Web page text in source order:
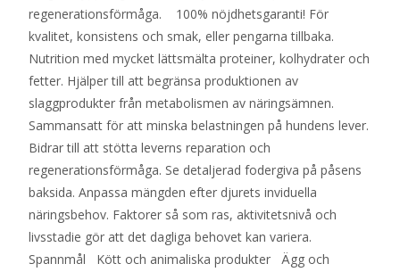
regenerationsförmåga. 100% nöjdhetsgaranti! För
kvalitet, konsistens och smak, eller pengarna tillbaka.
Nutrition med mycket lättsmälta proteiner, kolhydrater och
fetter. Hjälper till att begränsa produktionen av
slaggprodukter från metabolismen av näringsämnen.
Sammansatt för att minska belastningen på hundens lever.
Bidrar till att stötta leverns reparation och
regenerationsförmåga. Se detaljerad fodergiva på påsens
baksida. Anpassa mängden efter djurets inviduella
näringsbehov. Faktorer så som ras, aktivitetsnivå och
livsstadie gör att det dagliga behovet kan variera.
Spannmål Kött och animaliska produkter Ägg och